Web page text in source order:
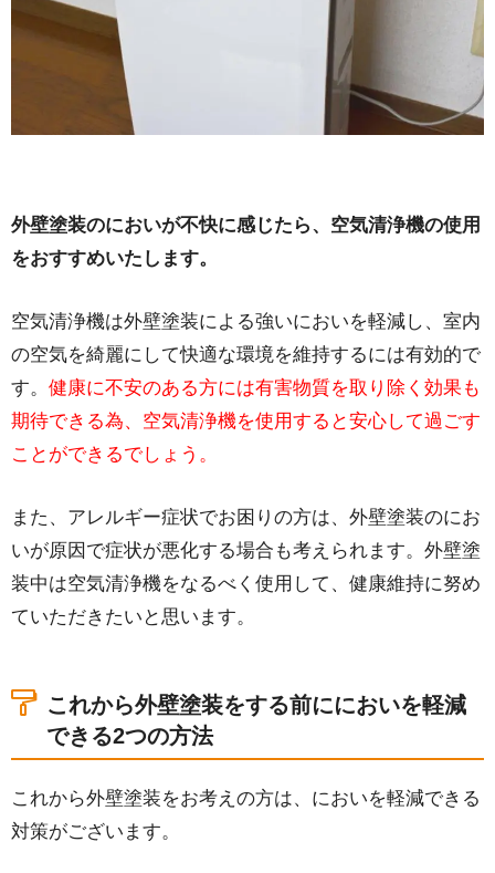
外壁塗装のにおいが不快に感じたら、空気清浄機の使用
をおすすめいたします。
空気清浄機は外壁塗装による強いにおいを軽減し、室内
の空気を綺麗にして快適な環境を維持するには有効的で
す。 健康に不安のある方には有害物質を取り除く効果も
期待できる為、空気清浄機を使用すると安心して過ごす
ことができるでしょう。
また、アレルギー症状でお困りの方は、外壁塗装のにお
いが原因で症状が悪化する場合も考えられます。外壁塗
装中は空気清浄機をなるべく使用して、健康維持に努め
ていただきたいと思います。
これから外壁塗装をする前ににおいを軽減
できる2つの方法
これから外壁塗装をお考えの方は、においを軽減できる
対策がございます。